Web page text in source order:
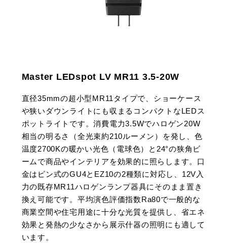
Master LEDspot LV MR11 3.5-20W
直径35mmの超小型MR11タイプで、ショーケース
や狭いダウンライトにも収まるコンパクトなLEDス
ポットライトです。消費電力3.5Wでハロゲン20W
相当の明るさ（全光束約210ルーメン）を発し、色
温度2700Kの暖かい光色（電球色）と24°の狭角ビ
ームで商品やインテリアを効果的に照らします。口
金はピン式のGU4とEZ10の2種類に対応し、12V入
力の既存MR11ハロゲンランプ器具にそのまま置き
換え可能です。平均演色評価指数Ra80で一般的な
商業空間や住宅用途に十分な光質を提供し、省エネ
効果と発熱の少なさから展示什器の照明にも適して
います。